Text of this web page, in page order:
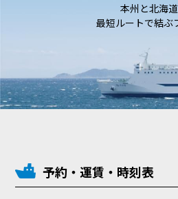
本州と北海
最短ルートで結ぶ
予約・運賃・時刻表